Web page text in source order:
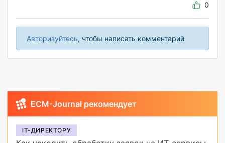
0
Авторизуйтесь, чтобы написать комментарий
ECM-Journal рекомендует
IT-ДИРЕКТОРУ